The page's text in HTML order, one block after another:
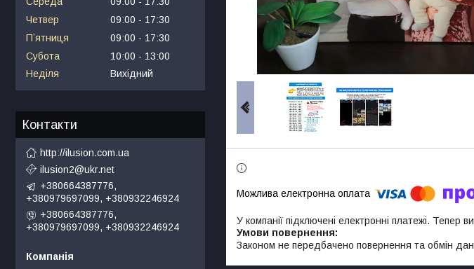
У компанії підключені електронні платежі.
Законом не передбачено повернення та обмін
Четвер
09:00
17:30
Пʼятниця
09:00
17:30
Субота
10:00
13:00
Неділя
Вихідний
Контакти
http://ilusion.com.ua
ilusion2@ukr.net
+380664387776,
+380979697099, +380932246924
+380664387776,
+380979697099, +380932246924